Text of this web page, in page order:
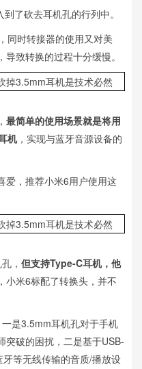
了砍去耳机孔的行列中。
同时转接器的使用又对美
致转换的过程十分缓慢。
最简单的使用场景就是将用
机，实现与蓝牙音源设备的
爱，推荐小米6用户使用这
， 但支持Type-C耳机，他
小米6标配了转换头，并不
是3.5mm耳机孔对于手机
突破的困扰，二是基于USB-
等无线传输的音质/播放设